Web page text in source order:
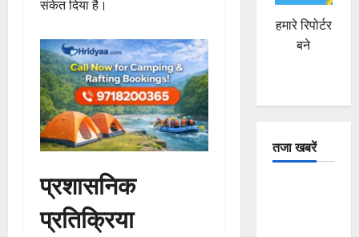
संकेत दिया है।
प्रशासनिक
प्रतिक्रिया
हमारे रिपोर्टर
बने
तजा खबरें